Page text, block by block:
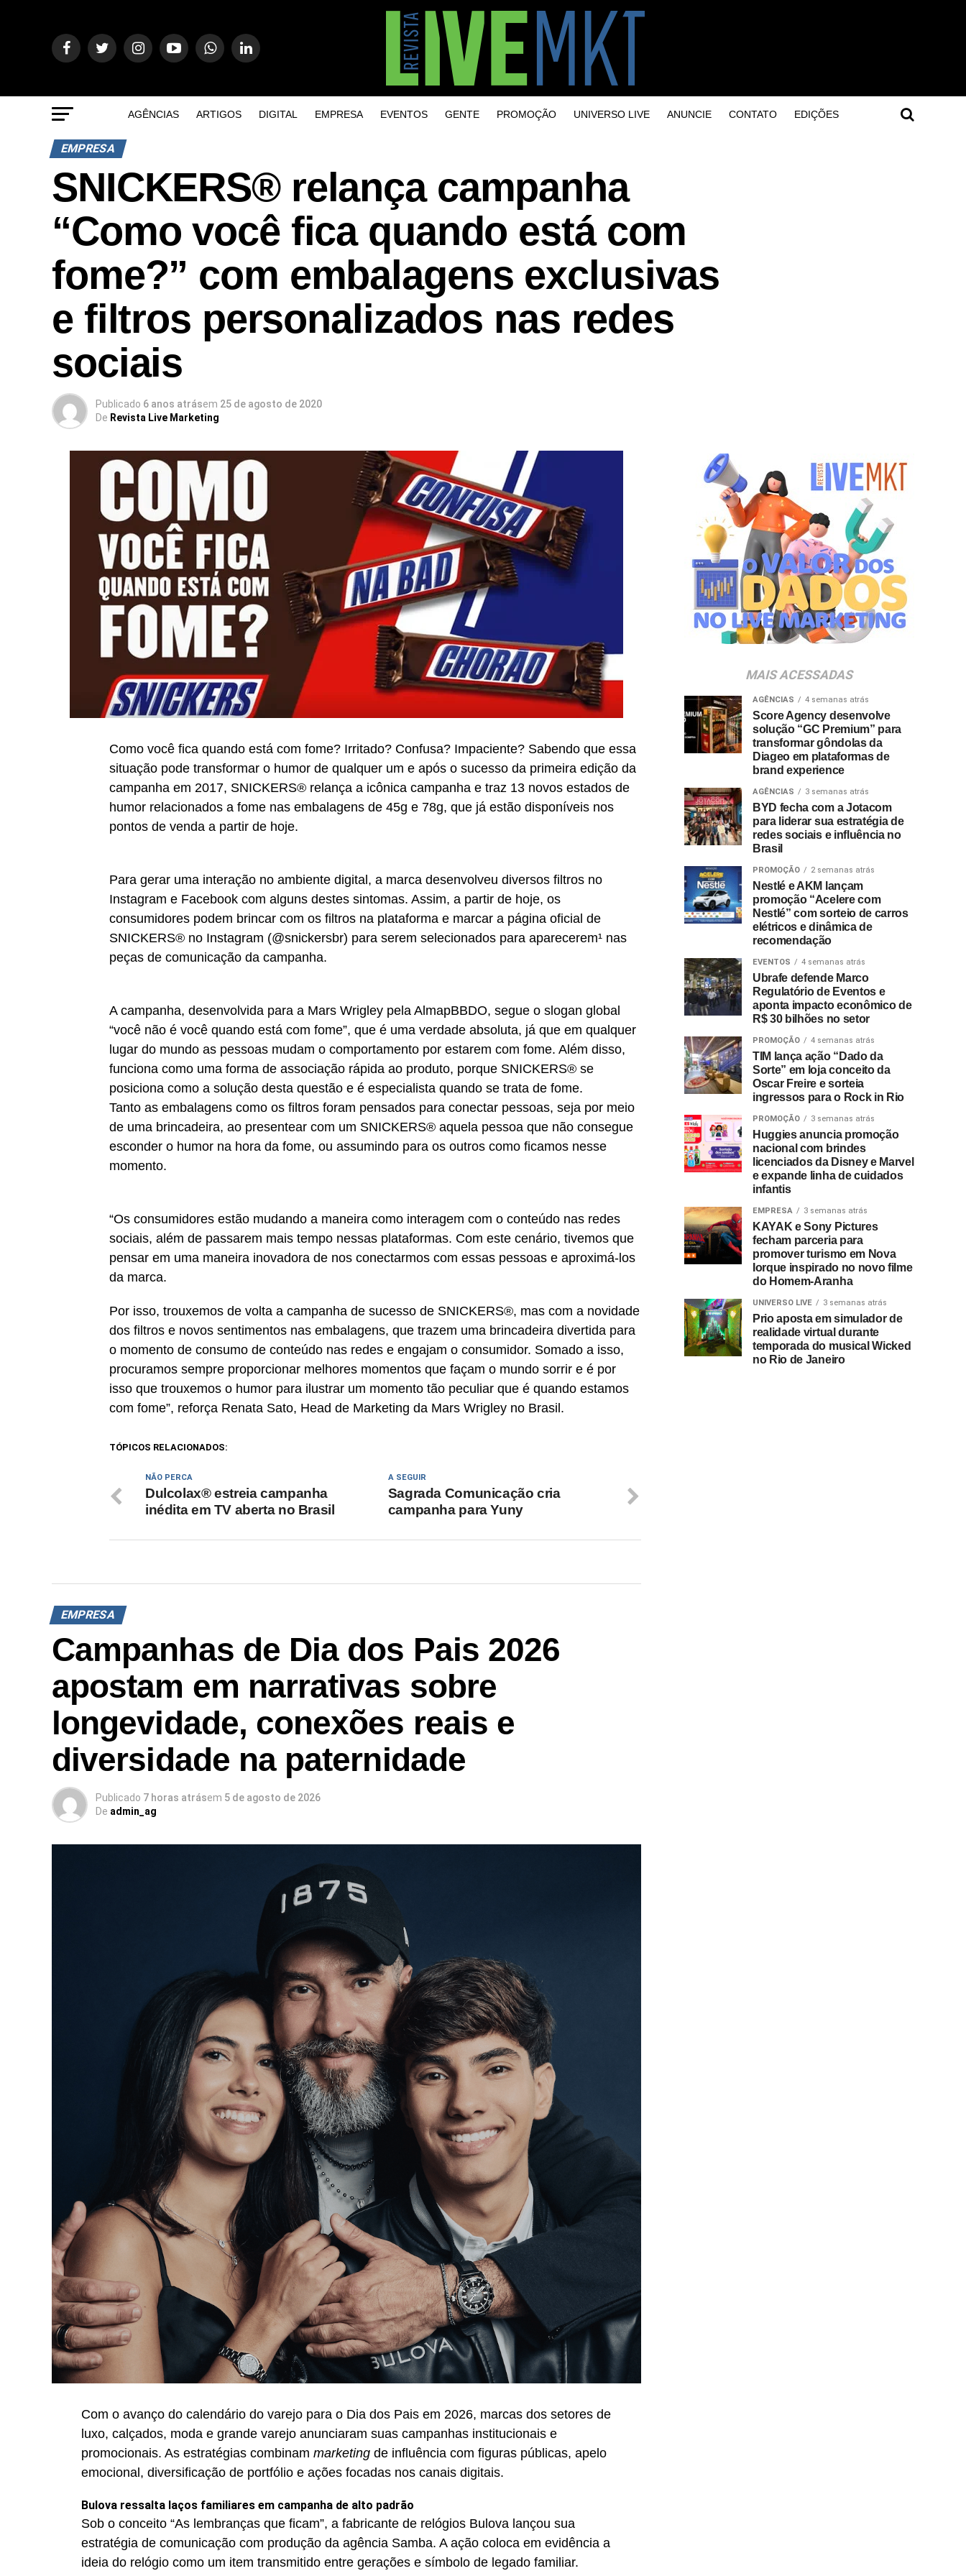
AGÊNCIAS ARTIGOS DIGITAL EMPRESA EVENTOS GENTE PROMOÇÃO UNIVERSO LIVE ANUNCIE CONTATO EDIÇÕES
EMPRESA
SNICKERS® relança campanha
“Como você fica quando está com
fome?” com embalagens exclusivas
e filtros personalizados nas redes
sociais
Publicado 6 anos atrásem 25 de agosto de 2020
De Revista Live Marketing
Como você fica quando está com fome? Irritado? Confusa? Impaciente? Sabendo que essa
situação pode transformar o humor de qualquer um e após o sucesso da primeira edição da
campanha em 2017, SNICKERS® relança a icônica campanha e traz 13 novos estados de
humor relacionados a fome nas embalagens de 45g e 78g, que já estão disponíveis nos
pontos de venda a partir de hoje.
Para gerar uma interação no ambiente digital, a marca desenvolveu diversos filtros no
Instagram e Facebook com alguns destes sintomas. Assim, a partir de hoje, os
consumidores podem brincar com os filtros na plataforma e marcar a página oficial de
SNICKERS® no Instagram (@snickersbr) para serem selecionados para aparecerem¹ nas
peças de comunicação da campanha.
A campanha, desenvolvida para a Mars Wrigley pela AlmapBBDO, segue o slogan global
“você não é você quando está com fome”, que é uma verdade absoluta, já que em qualquer
lugar do mundo as pessoas mudam o comportamento por estarem com fome. Além disso,
funciona como uma forma de associação rápida ao produto, porque SNICKERS® se
posiciona como a solução desta questão e é especialista quando se trata de fome.
Tanto as embalagens como os filtros foram pensados para conectar pessoas, seja por meio
de uma brincadeira, ao presentear com um SNICKERS® aquela pessoa que não consegue
esconder o humor na hora da fome, ou assumindo para os outros como ficamos nesse
momento.
“Os consumidores estão mudando a maneira como interagem com o conteúdo nas redes
sociais, além de passarem mais tempo nessas plataformas. Com este cenário, tivemos que
pensar em uma maneira inovadora de nos conectarmos com essas pessoas e aproximá-los
da marca.
Por isso, trouxemos de volta a campanha de sucesso de SNICKERS®, mas com a novidade
dos filtros e novos sentimentos nas embalagens, que trazem uma brincadeira divertida para
o momento de consumo de conteúdo nas redes e engajam o consumidor. Somado a isso,
procuramos sempre proporcionar melhores momentos que façam o mundo sorrir e é por
isso que trouxemos o humor para ilustrar um momento tão peculiar que é quando estamos
com fome”, reforça Renata Sato, Head de Marketing da Mars Wrigley no Brasil.
TÓPICOS RELACIONADOS:
A SEGUIR
Sagrada Comunicação cria
campanha para Yuny
NÃO PERCA
Dulcolax® estreia campanha
inédita em TV aberta no Brasil
EMPRESA
Campanhas de Dia dos Pais 2026
apostam em narrativas sobre
longevidade, conexões reais e
diversidade na paternidade
Publicado 7 horas atrásem 5 de agosto de 2026
De admin_ag
Com o avanço do calendário do varejo para o Dia dos Pais em 2026, marcas dos setores de
luxo, calçados, moda e grande varejo anunciaram suas campanhas institucionais e
promocionais. As estratégias combinam marketing de influência com figuras públicas, apelo
emocional, diversificação de portfólio e ações focadas nos canais digitais.
Bulova ressalta laços familiares em campanha de alto padrão
Sob o conceito “As lembranças que ficam”, a fabricante de relógios Bulova lançou sua
estratégia de comunicação com produção da agência Samba. A ação coloca em evidência a
ideia do relógio como um item transmitido entre gerações e símbolo de legado familiar.
MAIS ACESSADAS
AGÊNCIAS 4 semanas atrás
Score Agency desenvolve
solução “GC Premium” para
transformar gôndolas da
Diageo em plataformas de
brand experience
AGÊNCIAS 3 semanas atrás
BYD fecha com a Jotacom
para liderar sua estratégia de
redes sociais e influência no
Brasil
PROMOÇÃO 2 semanas atrás
Nestlé e AKM lançam
promoção “Acelere com
Nestlé” com sorteio de carros
elétricos e dinâmica de
recomendação
EVENTOS 4 semanas atrás
Ubrafe defende Marco
Regulatório de Eventos e
aponta impacto econômico de
R$ 30 bilhões no setor
PROMOÇÃO 4 semanas atrás
TIM lança ação “Dado da
Sorte” em loja conceito da
Oscar Freire e sorteia
ingressos para o Rock in Rio
PROMOÇÃO 3 semanas atrás
Huggies anuncia promoção
nacional com brindes
licenciados da Disney e Marvel
e expande linha de cuidados
infantis
EMPRESA 3 semanas atrás
KAYAK e Sony Pictures
fecham parceria para
promover turismo em Nova
Iorque inspirado no novo filme
do Homem-Aranha
UNIVERSO LIVE 3 semanas atrás
Prio aposta em simulador de
realidade virtual durante
temporada do musical Wicked
no Rio de Janeiro